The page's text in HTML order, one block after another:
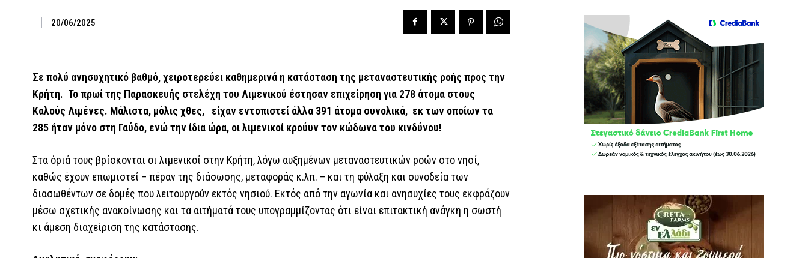
20/06/2025
Σε πολύ ανησυχητικό βαθμό, χειροτερεύει καθημερινά η κατάσταση της μεταναστευτικής ροής προς την
Κρήτη. Το πρωί της Παρασκευής στελέχη του Λιμενικού έστησαν επιχείρηση για 278 άτομα στους
Καλούς Λιμένες. Μάλιστα, μόλις χθες, είχαν εντοπιστεί άλλα 391 άτομα συνολικά, εκ των οποίων τα
285 ήταν μόνο στη Γαύδο, ενώ την ίδια ώρα, οι λιμενικοί κρούυν τον κώδωνα του κινδύνου!
Στα όριά τους βρίσκονται οι λιμενικοί στην Κρήτη, λόγω αυξημένων μεταναστευτικών ροών στο νησί,
καθώς έχουν επωμιστεί – πέραν της διάσωσης, μεταφοράς κ.λπ. – και τη φύλαξη και συνοδεία των
διασωθέντων σε δομές που λειτουργούν εκτός νησιού. Εκτός από την αγωνία και ανησυχίες τους εκφράζουν
μέσω σχετικής ανακοίνωσης και τα αιτήματά τους υπογραμμίζοντας ότι είναι επιτακτική ανάγκη η σωστή
κι άμεση διαχείριση της κατάστασης.